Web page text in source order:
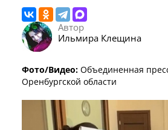
Автор
Ильмира Клещина
Фото/Видео: Объединенная
Оренбургской области